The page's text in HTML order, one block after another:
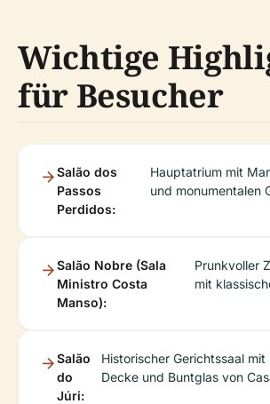
Wichtige
für Besucher
Salão dos
Passos
Perdidos:
Hauptatrium mit
und monumentalen
Salão Nobre (Sala
Ministro Costa
Manso):
Prunkvoller
mit
Salão
do
Júri:
Historischer Gerichtssaal
Decke und Buntglas von